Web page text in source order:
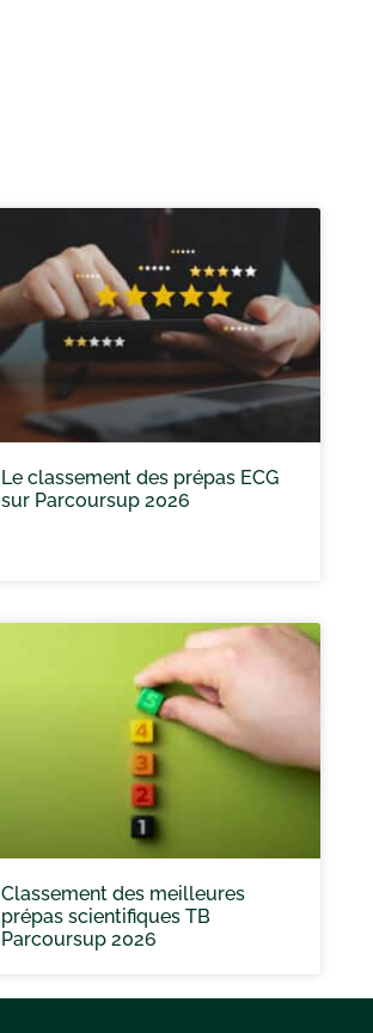
Le classement des prépas ECG
sur Parcoursup 2026
Classement des meilleures
prépas scientifiques TB
Parcoursup 2026